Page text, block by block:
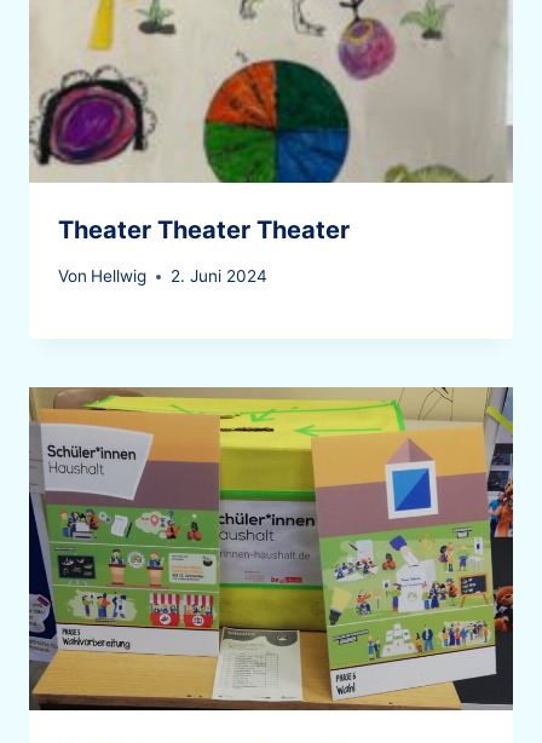
Theater Theater Theater
Von Hellwig 2. Juni 2024